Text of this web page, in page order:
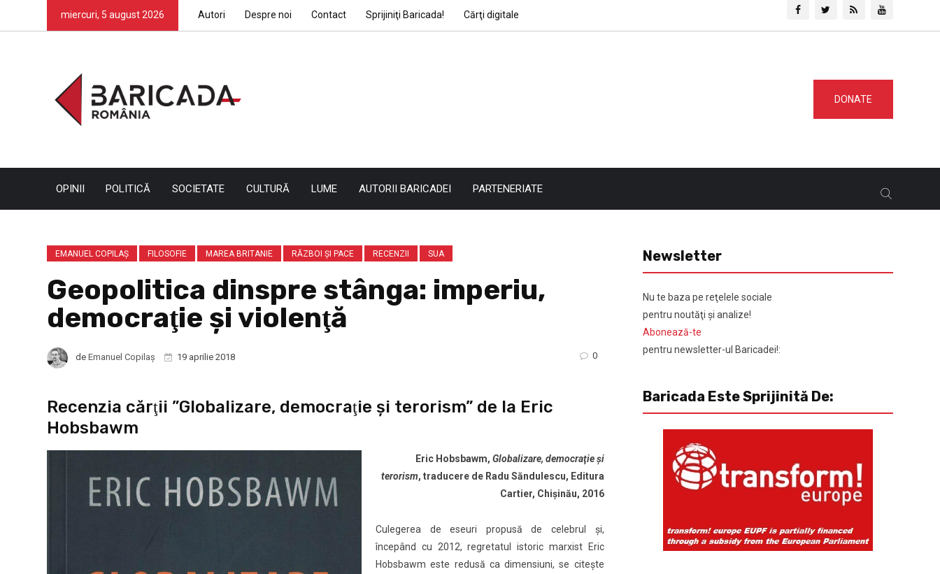
miercuri, 5 august 2026 Autori Despre noi Contact Sprijiniţi Baricada! Cărţi digitale
DONATE
OPINII POLITICĂ SOCIETATE CULTURĂ LUME AUTORII BARICADEI PARTENERIATE
EMANUEL COPILAȘ FILOSOFIE MAREA BRITANIE RĂZBOI ŞI PACE RECENZII SUA
Geopolitica dinspre stânga: imperiu,
democraţie şi violenţă
de Emanuel Copilaș 19 aprilie 2018 0
Recenzia cărţii ”Globalizare, democraţie şi terorism” de la Eric
Hobsbawm
Eric Hobsbawm, Globalizare, democraţie şi
terorism, traducere de Radu Săndulescu, Editura
Cartier, Chişinău, 2016
Culegerea de eseuri propusă de celebrul şi,
începând cu 2012, regretatul istoric marxist Eric
Hobsbawm este redusă ca dimensiuni, se citeşte
Newsletter
Nu te baza pe reţelele sociale
pentru noutăţi şi analize!
Abonează-te
pentru newsletter-ul Baricadei!:
Baricada Este Sprijinită De: